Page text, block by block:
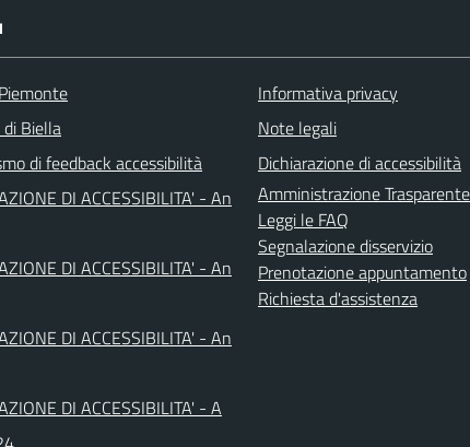
Biella
di feedback accessibilità
DI ACCESSIBILITA' - An
DI ACCESSIBILITA' - An
DI ACCESSIBILITA' - An
DI ACCESSIBILITA' - A
Informativa privacy
Note legali
Dichiarazione di accessibilità
Amministrazione Trasparente
Leggi le FAQ
Segnalazione disservizio
Prenotazione appuntamento
Richiesta d'assistenza